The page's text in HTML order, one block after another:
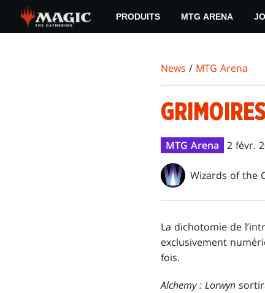
main
PRODUITS MTG ARENA
News / MTG Arena
MTG Arena 2 févr.
Wizards of the
La dichotomie de
exclusivement
fois.
Alchemy : Lorwyn